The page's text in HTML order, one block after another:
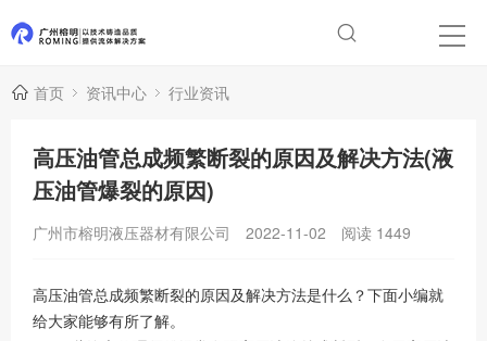
首页 资讯中心 行业资讯
高压油管总成频繁断裂的原因及解决方法(液
压油管爆裂的原因)
广州市榕明液压器材有限公司 2022-11-02 阅读 1449
高压油管总成频繁断裂的原因及解决方法是什么？下面小编就
给大家能够有所了解。